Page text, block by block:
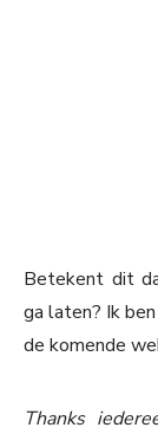
Betekent dit
ga laten? Ik
de komende
Thanks